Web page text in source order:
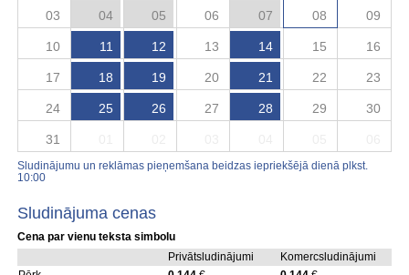
03 04 05 06 07 08 09
10 11 12 13 14 15 16
17 18 19 20 21 22 23
24 25 26 27 28 29 30
31
Sludinājumu un reklāmas pieņemšana beidzas iepriekšējā dienā plkst.
10:00
Sludinājuma cenas
Cena par vienu teksta simbolu
Privātsludinājumi
Komercsludinājumi